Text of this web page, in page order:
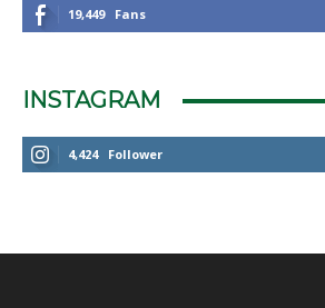
19,449 Fans
INSTAGRAM
4,424 Follower